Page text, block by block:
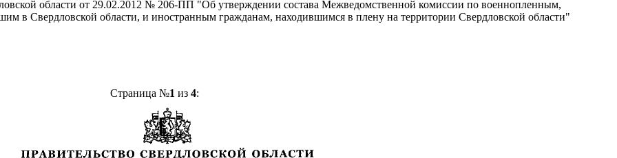
области от 29.02.2012 № 206-ПП "Об утверждении состава Межведомственной комиссии по военнопленным,
в Свердловской области, и иностранным гражданам, находившимся в плену на территории Свердловской области"
Страница №1 из 4: